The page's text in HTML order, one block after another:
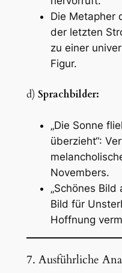
Die Metapher
der letzten
zu einer
Figur.
d) Sprachbilder:
„Die Sonne
überzieht“:
Novembers.
„Schönes Bild
Bild für
Hoffnung
7. Ausführliche